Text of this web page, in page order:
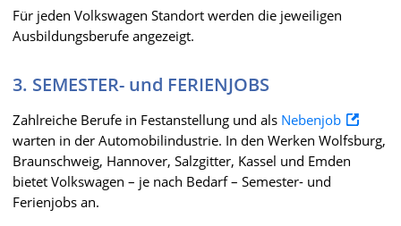
Für jeden Volkswagen Standort werden die jeweiligen
Ausbildungsberufe angezeigt.
3. SEMESTER- und FERIENJOBS
Zahlreiche Berufe in Festanstellung und als Nebenjob
warten in der Automobilindustrie. In den Werken Wolfsburg,
Braunschweig, Hannover, Salzgitter, Kassel und Emden
bietet Volkswagen – je nach Bedarf – Semester- und
Ferienjobs an.